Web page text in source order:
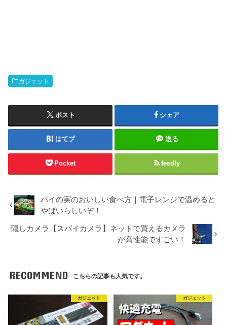
ガジェット
ポスト シェア
はてブ 送る
Pocket feedly
パイの実のおいしい食べ方｜電子レンジで温めると
やばいらしいぞ！
隠しカメラ【スパイカメラ】ネットで買えるカメラ
が高性能ですごい！
RECOMMEND こちらの記事も人気です。
ガジェット ガジェット